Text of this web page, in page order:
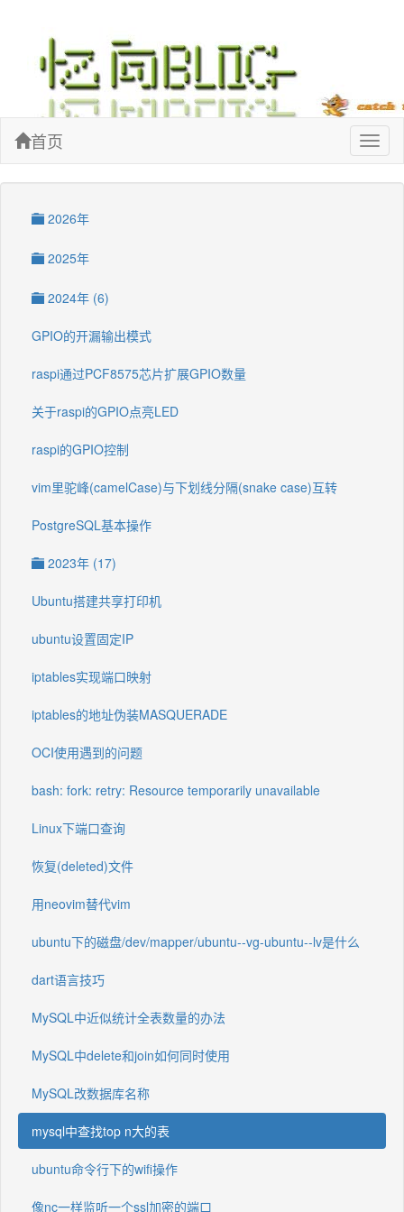
首页
2026年
2025年
2024年 (6)
GPIO的开漏输出模式
raspi通过PCF8575芯片扩展GPIO数量
关于raspi的GPIO点亮LED
raspi的GPIO控制
vim里驼峰(camelCase)与下划线分隔(snake case)互转
PostgreSQL基本操作
2023年 (17)
Ubuntu搭建共享打印机
ubuntu设置固定IP
iptables实现端口映射
iptables的地址伪装MASQUERADE
OCI使用遇到的问题
bash: fork: retry: Resource temporarily unavailable
Linux下端口查询
恢复(deleted)文件
用neovim替代vim
ubuntu下的磁盘/dev/mapper/ubuntu--vg-ubuntu--lv是什么
dart语言技巧
MySQL中近似统计全表数量的办法
MySQL中delete和join如何同时使用
MySQL改数据库名称
mysql中查找top n大的表
ubuntu命令行下的wifi操作
像nc一样监听一个ssl加密的端口